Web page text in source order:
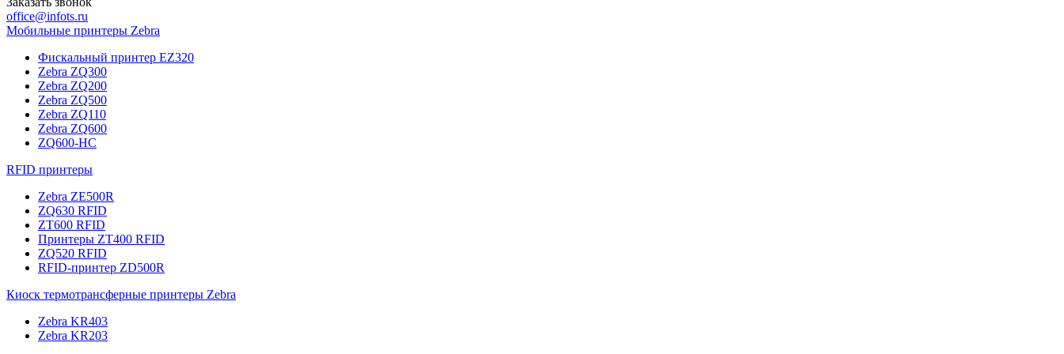
office@infots.ru
Мобильные принтеры Zebra
Фискальный принтер EZ320
Zebra ZQ300
Zebra ZQ200
Zebra ZQ500
Zebra ZQ110
Zebra ZQ600
ZQ600-HC
RFID принтеры
Zebra ZE500R
ZQ630 RFID
ZT600 RFID
Принтеры ZT400 RFID
ZQ520 RFID
RFID-принтер ZD500R
Киоск термотрансферные принтеры Zebra
Zebra KR403
Zebra KR203